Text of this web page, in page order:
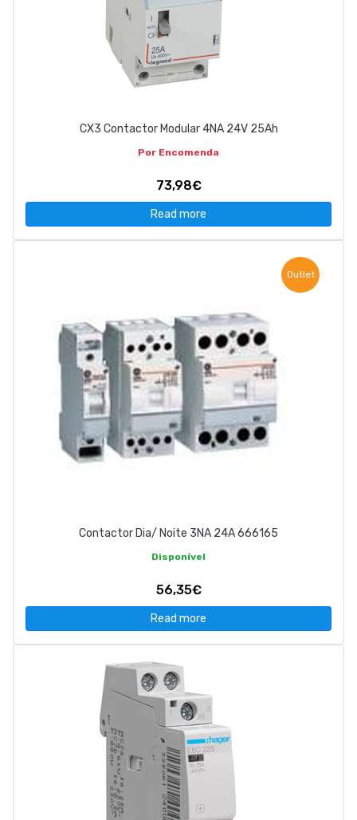
CX3 Contactor Modular 4NA 24V 25Ah
Por Encomenda
73,98€
Read more
Outlet
Contactor Dia/ Noite 3NA 24A 666165
Disponível
56,35€
Read more